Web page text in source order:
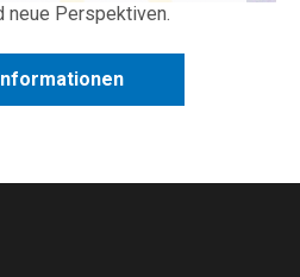
neue Perspektiven.